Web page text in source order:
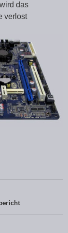
das
verlost